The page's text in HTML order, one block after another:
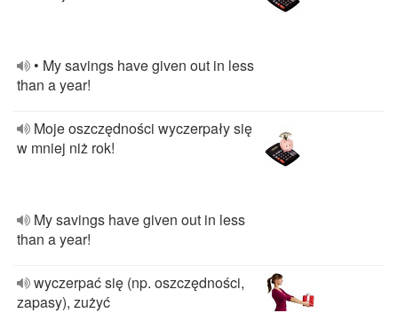
• My savings have given out in less
than a year!
Moje oszczędności wyczerpały się
w mniej niż rok!
My savings have given out in less
than a year!
wyczerpać się (np. oszczędności,
zapasy), zużyć